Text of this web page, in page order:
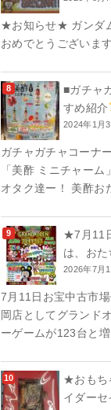
★お知らせ★ ガンダ
おめでとうございます
■ガチャ
すめ紹介
2024年1月
ガチャガチャコーナ
「美酢 ミニチャー
オタク達ー！ 美酢お
★7月11
は、おた
2026年7月
7月11日お宝中古市
岡店としてグランド
ーゲームが123台と増
★おもち
イダーセ